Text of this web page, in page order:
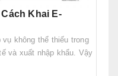
Khai E-
không thể thiếu trong
và xuất nhập khẩu. Vậy